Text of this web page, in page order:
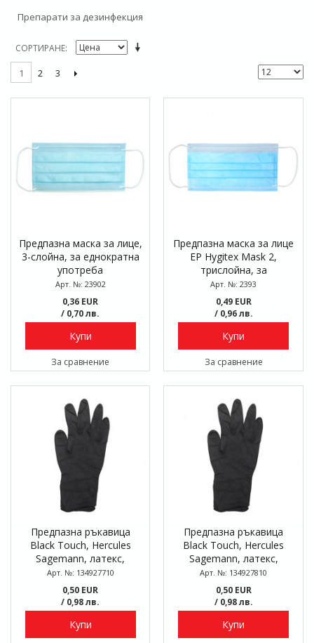
Препарати за дезинфекция
СОРТИРАНЕ
1 2 3
Предпазна маска за лице,
3-слойна, за еднократна
употреба
Арт. №: 23902
0,36 EUR
/ 0,70 лв.
Купи
За сравнение
Предпазна маска за лице
EP Hygitex Mask 2,
трислойна, за
еднократна употреба
Арт. №: 2393
0,49 EUR
/ 0,96 лв.
Купи
За сравнение
Предпазна ръкавица
Black Touch, Hercules
Sagemann, латекс,
размер M
Арт. №: 134927710
0,50 EUR
/ 0,98 лв.
Купи
Предпазна ръкавица
Black Touch, Hercules
Sagemann, латекс,
размер L
Арт. №: 134927810
0,50 EUR
/ 0,98 лв.
Купи